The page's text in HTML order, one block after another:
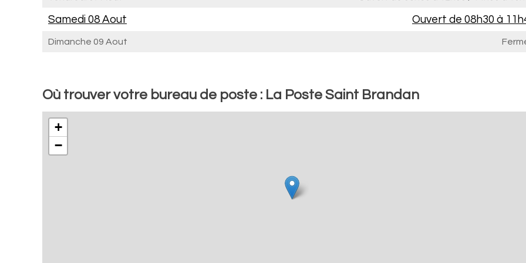
Samedi 08 Aout Ouvert de 08h30 à
Dimanche 09 Aout
Où trouver votre bureau de poste : La Poste Saint Brandan
+
−